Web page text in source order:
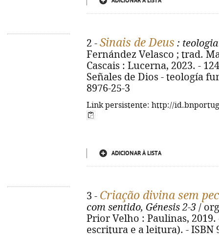
2 - Sinais de Deus :
Fernández Velasco ; trad.
Cascais : Lucerna, 2023. -
Señales de Dios - teología
8976-25-3
Link persistente: http://
ADICIONAR À LISTA
3 - Criação divina sem
com sentido, Génesis 2-3 /
Prior Velho : Paulinas, 2019.
escritura e a leitura). - ISBN